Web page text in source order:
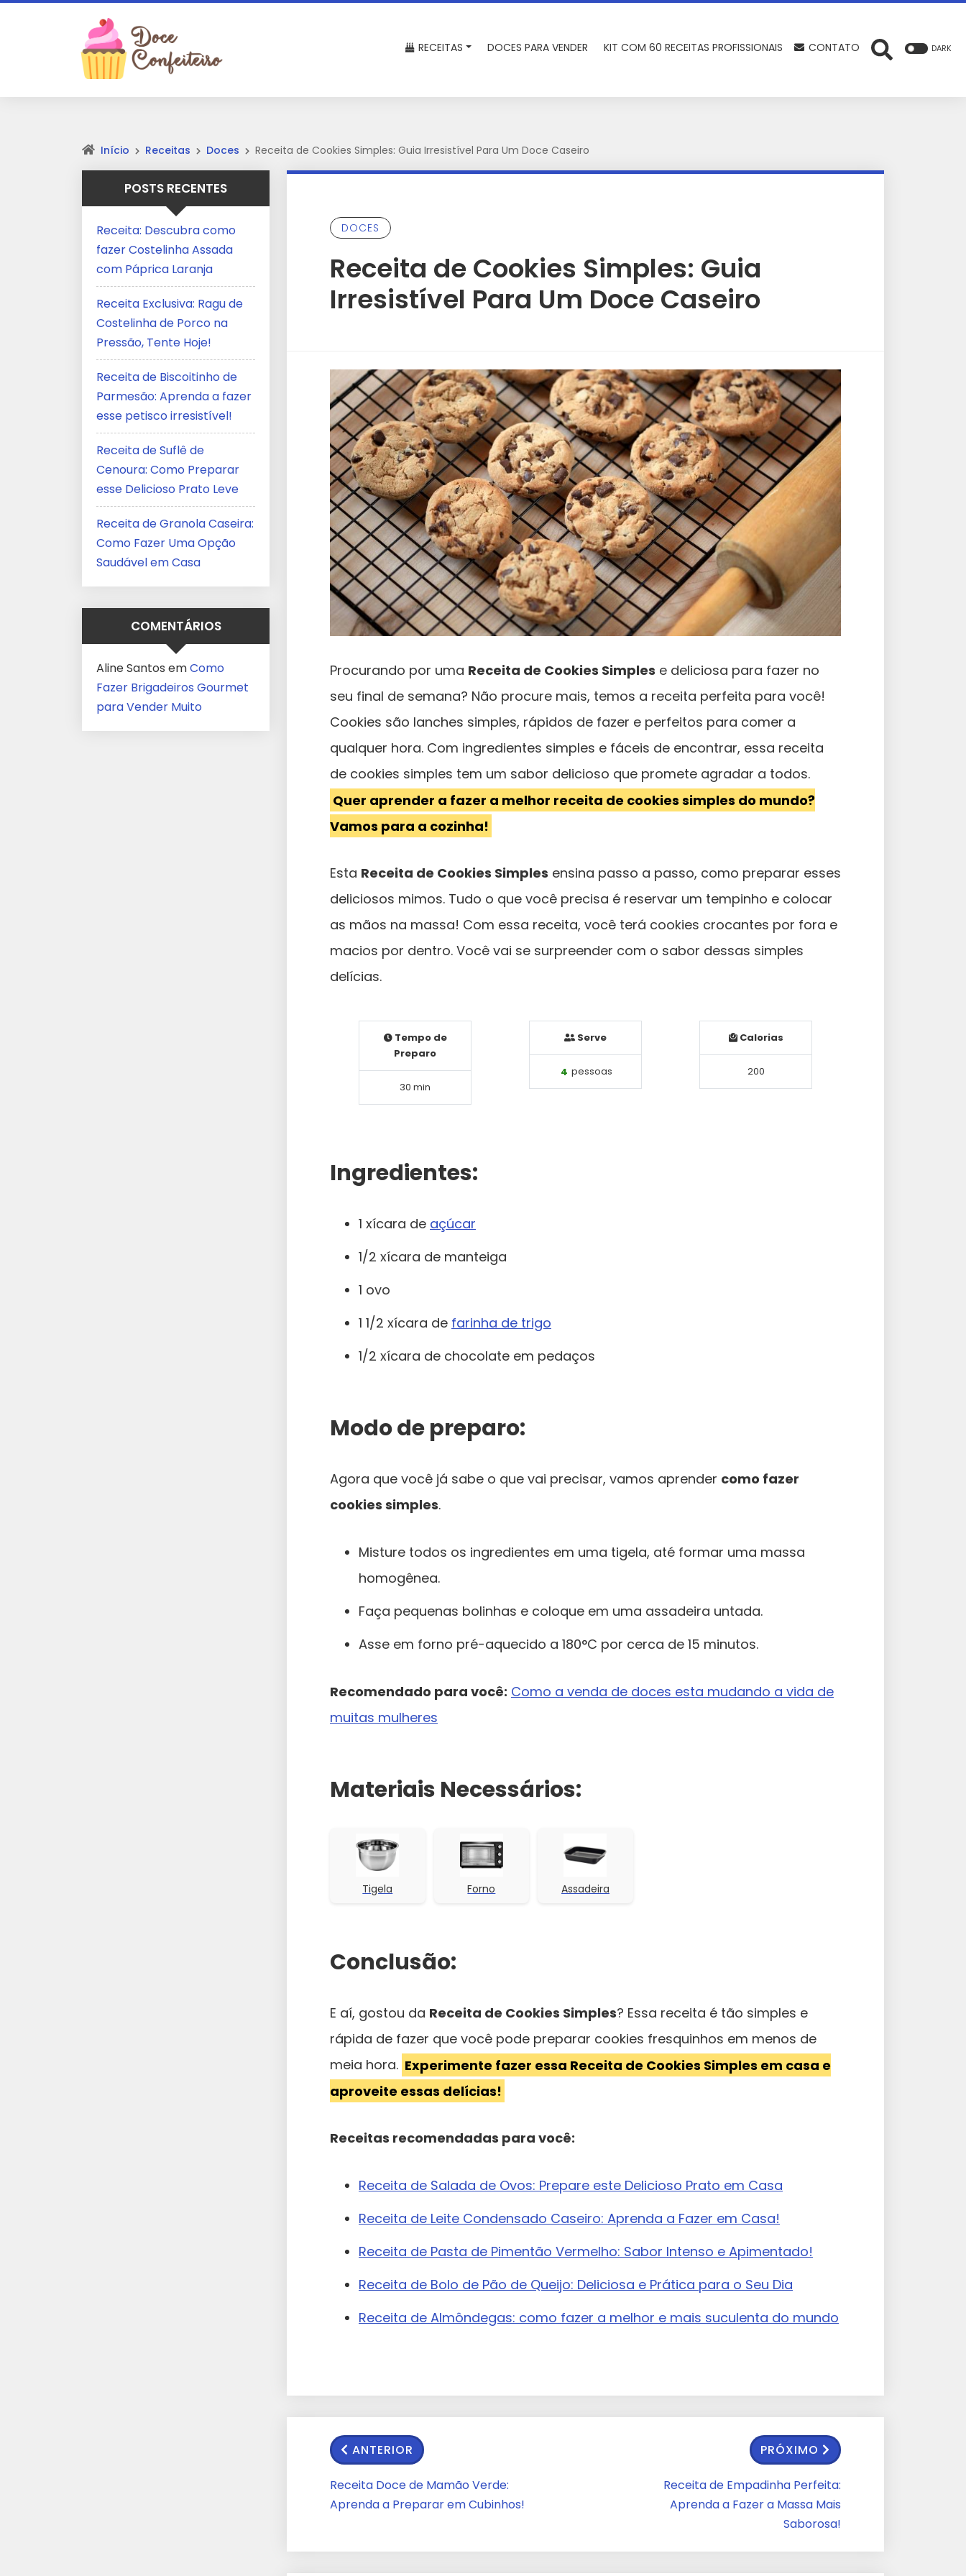
RECEITAS DOCES PARA VENDER KIT COM 60 RECEITAS PROFISSIONAIS CONTATO DARK
Início Receitas Doces Receita de Cookies Simples: Guia Irresistível Para Um Doce Caseiro
DOCES
Receita de Cookies Simples: Guia
Irresistível Para Um Doce Caseiro
Procurando por uma Receita de Cookies Simples e deliciosa para fazer no
seu final de semana? Não procure mais, temos a receita perfeita para você!
Cookies são lanches simples, rápidos de fazer e perfeitos para comer a
qualquer hora. Com ingredientes simples e fáceis de encontrar, essa receita
de cookies simples tem um sabor delicioso que promete agradar a todos.
Quer aprender a fazer a melhor receita de cookies simples do mundo?
Vamos para a cozinha!
Esta Receita de Cookies Simples ensina passo a passo, como preparar esses
deliciosos mimos. Tudo o que você precisa é reservar um tempinho e colocar
as mãos na massa! Com essa receita, você terá cookies crocantes por fora e
macios por dentro. Você vai se surpreender com o sabor dessas simples
delícias.
Tempo de
Preparo
30 min
Serve
4 pessoas
Calorias
200
Ingredientes:
1 xícara de açúcar
1/2 xícara de manteiga
1 ovo
1 1/2 xícara de farinha de trigo
1/2 xícara de chocolate em pedaços
Modo de preparo:
Agora que você já sabe o que vai precisar, vamos aprender como fazer
cookies simples.
Misture todos os ingredientes em uma tigela, até formar uma massa
homogênea.
Faça pequenas bolinhas e coloque em uma assadeira untada.
Asse em forno pré-aquecido a 180°C por cerca de 15 minutos.
Recomendado para você: Como a venda de doces esta mudando a vida de
muitas mulheres
Materiais Necessários:
Tigela Forno Assadeira
Conclusão:
E aí, gostou da Receita de Cookies Simples? Essa receita é tão simples e
rápida de fazer que você pode preparar cookies fresquinhos em menos de
meia hora. Experimente fazer essa Receita de Cookies Simples em casa e
aproveite essas delícias!
Receitas recomendadas para você:
Receita de Salada de Ovos: Prepare este Delicioso Prato em Casa
Receita de Leite Condensado Caseiro: Aprenda a Fazer em Casa!
Receita de Pasta de Pimentão Vermelho: Sabor Intenso e Apimentado!
Receita de Bolo de Pão de Queijo: Deliciosa e Prática para o Seu Dia
Receita de Almôndegas: como fazer a melhor e mais suculenta do mundo
ANTERIOR
Receita Doce de Mamão Verde:
Aprenda a Preparar em Cubinhos!
PRÓXIMO
Receita de Empadinha Perfeita:
Aprenda a Fazer a Massa Mais
Saborosa!
POSTS RECENTES
Receita: Descubra como
fazer Costelinha Assada
com Páprica Laranja
Receita Exclusiva: Ragu de
Costelinha de Porco na
Pressão, Tente Hoje!
Receita de Biscoitinho de
Parmesão: Aprenda a fazer
esse petisco irresistível!
Receita de Suflê de
Cenoura: Como Preparar
esse Delicioso Prato Leve
Receita de Granola Caseira:
Como Fazer Uma Opção
Saudável em Casa
COMENTÁRIOS
Aline Santos emComo
Fazer Brigadeiros Gourmet
para Vender Muito